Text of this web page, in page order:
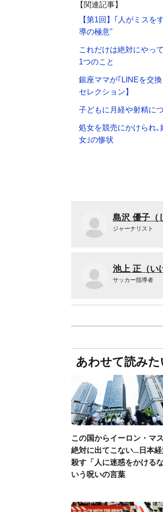
【関連記事】
【第1回】｢人がミス
導の極意"
これだけは絶対にやっ
1つのこと
銀座ママが｢LINEを交
セレクション】
子どもに月経や射精に
処女を競売にかけられ
女｣の惨状
島沢 優子（
ジャーナリスト
池上 正（い
サッカー指導者
あわせて読みた
この国からイーロン・マ
絶対に出てこない...日本
殺す「人に迷惑をかける
いう呪いの言葉